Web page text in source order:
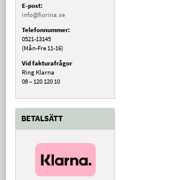
E-post:
info@fiorina.se
Telefonnummer:
0521-13145
(Mån-Fre 11-16)
Vid fakturafrågor
Ring Klarna
08 – 120 120 10
BETALSÄTT